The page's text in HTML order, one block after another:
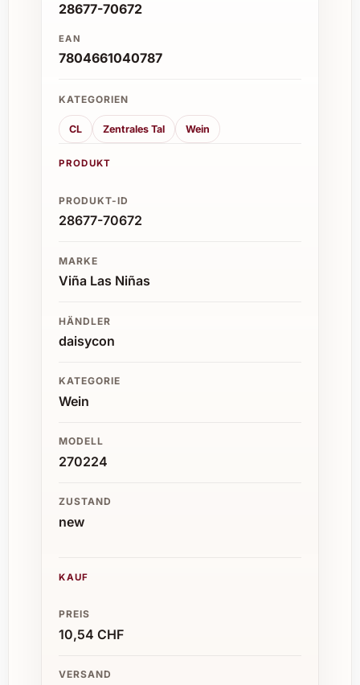
28677-70672
EAN
7804661040787
KATEGORIEN
CL Zentrales Tal Wein
PRODUKT
PRODUKT-ID
28677-70672
MARKE
Viña Las Niñas
HÄNDLER
daisycon
KATEGORIE
Wein
MODELL
270224
ZUSTAND
new
KAUF
PREIS
10,54 CHF
VERSAND